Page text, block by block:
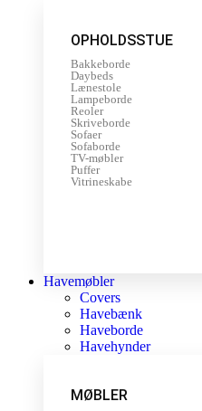
OPHOLDSSTUE
Bakkeborde
Daybeds
Lænestole
Lampeborde
Reoler
Skriveborde
Sofaer
Sofaborde
TV-møbler
Puffer
Vitrineskabe
Havemøbler
Covers
Havebænk
Haveborde
Havehynder
MØBLER